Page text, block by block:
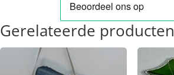
Gerelateerde producten